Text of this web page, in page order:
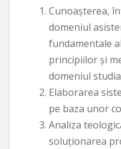
Cunoaşterea,
domeniul
fundamentale
principiilor şi
domeniul
Elaborarea
pe baza unor
Analiza
soluţionarea